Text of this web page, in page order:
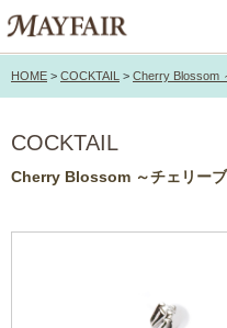
HOME > COCKTAIL > Cherry Blossom
COCKTAIL
Cherry Blossom ～チェリーブ